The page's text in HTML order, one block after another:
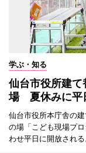
学ぶ・知る
仙台市役所建
場 夏休みに平
仙台市役所本庁舎の
の場「こども現場プ
わせ平日に開放される